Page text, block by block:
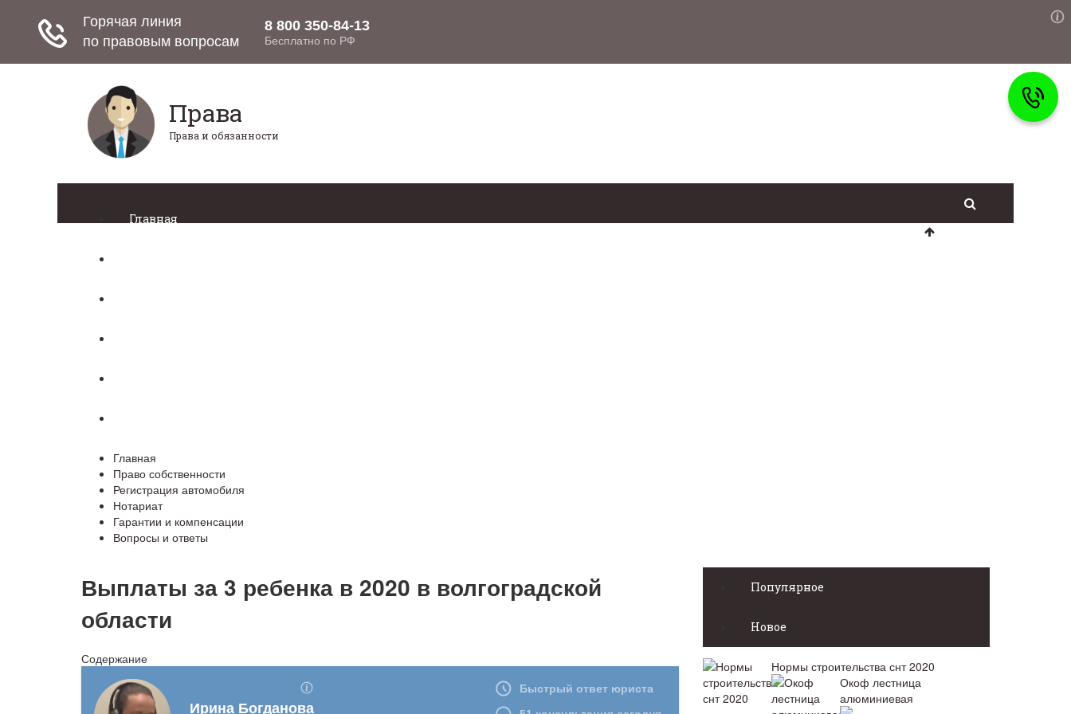
Права
Права и обязанности
Главная
Главная
Право собственности
Регистрация автомобиля
Нотариат
Гарантии и компенсации
Вопросы и ответы
Выплаты за 3 ребенка в 2020 в волгоградской
области
Содержание
Популярное
Новое
Нормы строительства снт 2020
Окоф лестница
алюминиевая